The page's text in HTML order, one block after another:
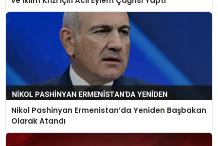
Nikol Pashinyan Ermenistan’da Yeniden Başbakan
Olarak Atandı